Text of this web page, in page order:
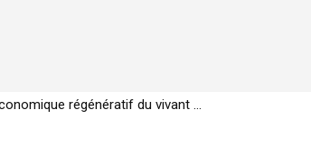
régénératif du vivant …
appelle les entreprises à devenir des alliées du vivant